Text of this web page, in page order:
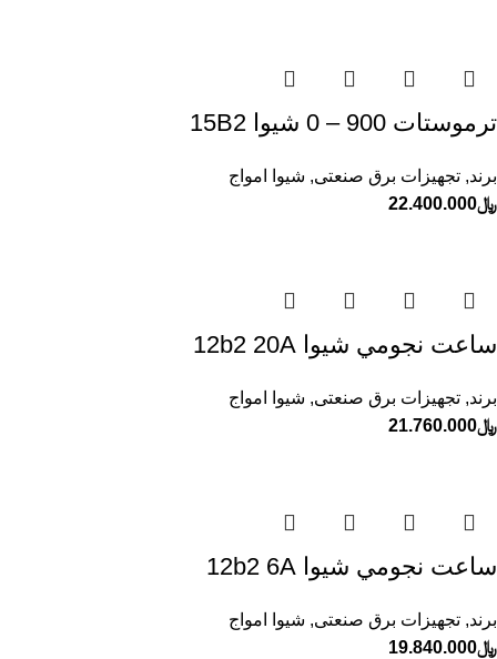
ترموستات 900 – 0 شيوا 15B2
برند, تجهیزات برق صنعتی, شیوا امواج
﷼22.400.000
ساعت نجومي شيوا 12b2 20A
برند, تجهیزات برق صنعتی, شیوا امواج
﷼21.760.000
ساعت نجومي شيوا 12b2 6A
برند, تجهیزات برق صنعتی, شیوا امواج
﷼19.840.000